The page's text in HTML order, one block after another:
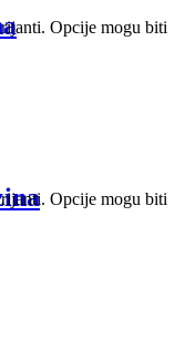
Opcije mogu biti
Opcije mogu biti